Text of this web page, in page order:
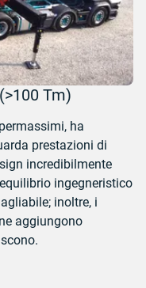
Tm)
ha
prestazioni di
incredibilmente
ingegneristico
inoltre, i
aggiungono